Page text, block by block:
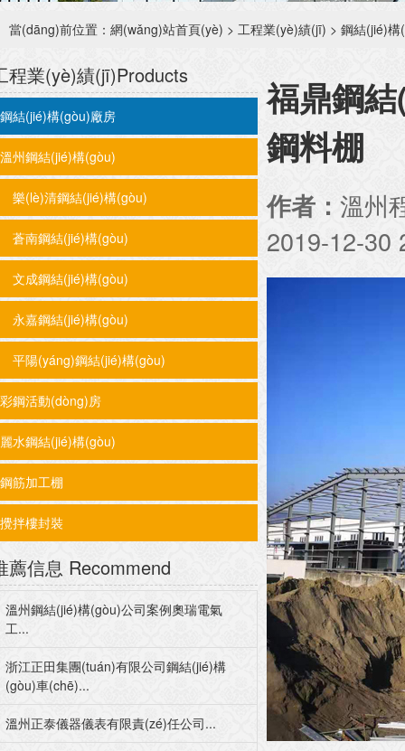
當(dāng)前位置： 網(wǎng)站首頁(yè) > 工程業(yè)績(jī) > 鋼結(jié)構
程業(yè)績(jī)Products
鋼結(jié)構(gòu)廠房
溫州鋼結(jié)構(gòu)
樂(lè)清鋼結(jié)構(gòu)
蒼南鋼結(jié)構(gòu)
文成鋼結(jié)構(gòu)
永嘉鋼結(jié)構(gòu)
平陽(yáng)鋼結(jié)構(gòu)
彩鋼活動(dòng)房
麗水鋼結(jié)構(gòu)
鋼筋加工棚
攪拌樓封裝
薦信息 Recommend
溫州鋼結(jié)構(gòu)公司案例奧瑞電氣
工...
浙江正田集團(tuán)有限公司鋼結(jié)構
(gòu)車(chē)...
溫州正泰儀器儀表有限責(zé)任公司...
福鼎鋼
鋼料棚
作者： 溫州
2019-12-